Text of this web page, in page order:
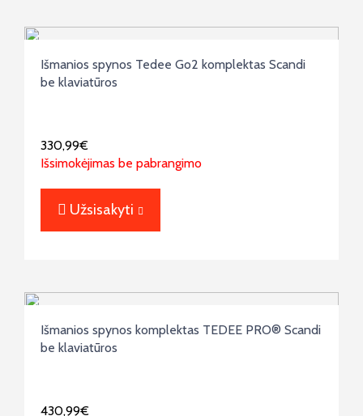
Išmanios spynos Tedee Go2 komplektas Scandi
be klaviatūros
330,99€
Išsimokėjimas be pabrangimo
Užsisakyti
Išmanios spynos komplektas TEDEE PRO® Scandi
be klaviatūros
430,99€